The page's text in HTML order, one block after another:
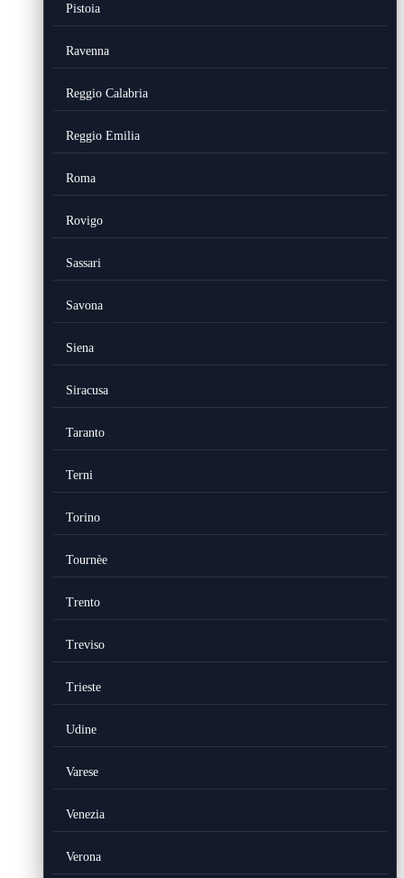
Pistoia
Ravenna
Reggio Calabria
Reggio Emilia
Roma
Rovigo
Sassari
Savona
Siena
Siracusa
Taranto
Terni
Torino
Tournèe
Trento
Treviso
Trieste
Udine
Varese
Venezia
Verona